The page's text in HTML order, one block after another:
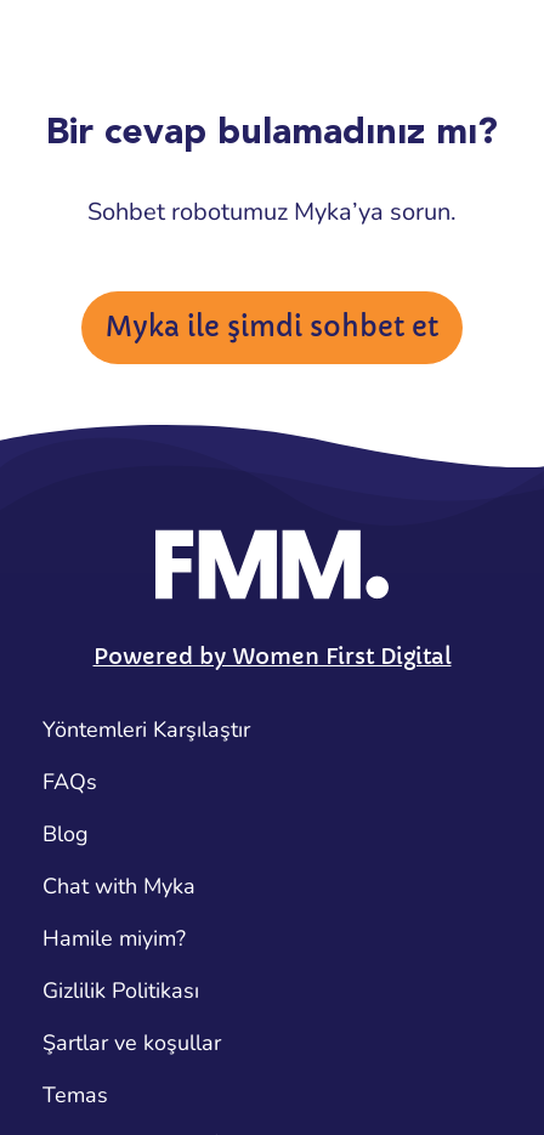
Bir cevap bulamadınız mı?
Sohbet robotumuz Myka’ya sorun.
Myka ile şimdi sohbet et
Powered by Women First Digital
Yöntemleri Karşılaştır
FAQs
Blog
Chat with Myka
Hamile miyim?
Gizlilik Politikası
Şartlar ve koşullar
Temas